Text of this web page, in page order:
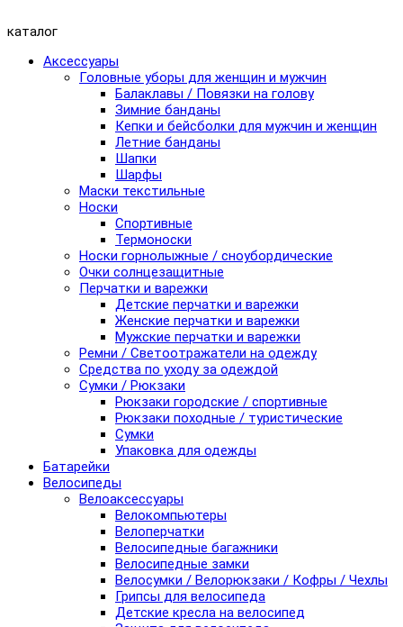
каталог
Аксессуары
Головные уборы для женщин и мужчин
Балаклавы / Повязки на голову
Зимние банданы
Кепки и бейсболки для мужчин и женщин
Летние банданы
Шапки
Шарфы
Маски текстильные
Носки
Спортивные
Термоноски
Носки горнолыжные / сноубордические
Очки солнцезащитные
Перчатки и варежки
Детские перчатки и варежки
Женские перчатки и варежки
Мужские перчатки и варежки
Ремни / Светоотражатели на одежду
Средства по уходу за одеждой
Сумки / Рюкзаки
Рюкзаки городские / спортивные
Рюкзаки походные / туристические
Сумки
Упаковка для одежды
Батарейки
Велосипеды
Велоаксессуары
Велокомпьютеры
Велоперчатки
Велосипедные багажники
Велосипедные замки
Велосумки / Велорюкзаки / Кофры / Чехлы
Грипсы для велосипеда
Детские кресла на велосипед